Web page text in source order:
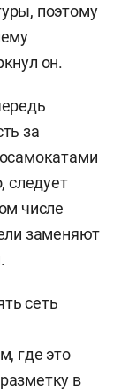
поэтому
он.
за
следует
числе
заменяют
сеть
где это
в